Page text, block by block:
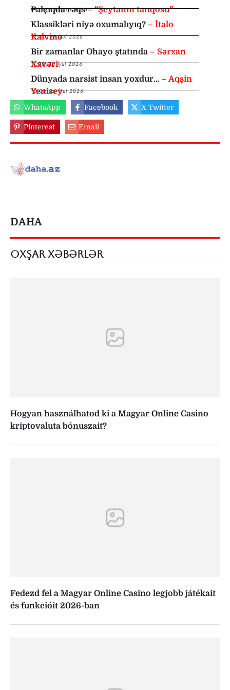
Palçıqda rəqs– “Şeytanın tanqosu”
09:30,1 Avqust 2026
Klassikləri niyə oxumalıyıq? – İtalo
Kalvino
12:00,28 İyul 2026
Bir zamanlar Ohayo ştatında – Sərxan
Xavəri
11:00,26 İyul 2026
Dünyada narsist insan yoxdur… – Aqşin
Yenisey
10:00,26 İyul 2026
WhatsApp Facebook X Twitter
Pinterest Email
DAHA
OXŞAR XƏBƏRLƏR
Hogyan használhatod ki a Magyar Online Casino
kriptovaluta bónuszait?
Fedezd fel a Magyar Online Casino legjobb játékait
és funkcióit 2026-ban